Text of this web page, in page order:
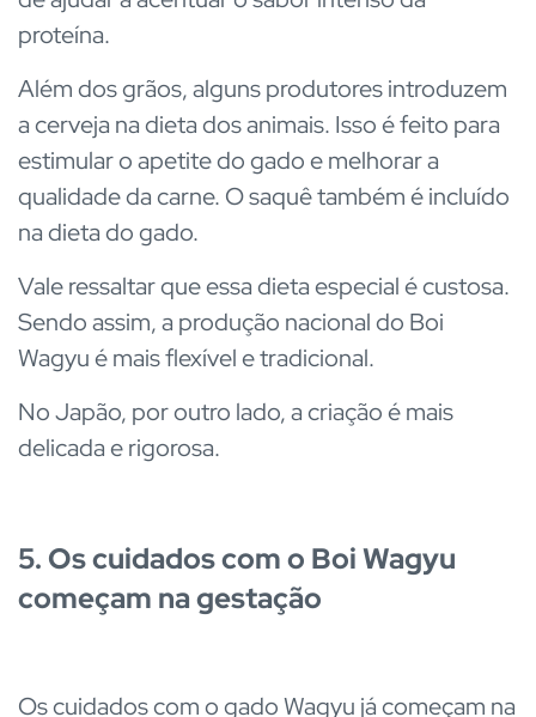
proteína.
Além dos grãos, alguns produtores introduzem
a cerveja na dieta dos animais. Isso é feito para
estimular o apetite do gado e melhorar a
qualidade da carne. O saquê também é incluído
na dieta do gado.
Vale ressaltar que essa dieta especial é custosa.
Sendo assim, a produção nacional do Boi
Wagyu é mais flexível e tradicional.
No Japão, por outro lado, a criação é mais
delicada e rigorosa.
5. Os cuidados com o Boi Wagyu
começam na gestação
Os cuidados com o gado Wagyu já começam na